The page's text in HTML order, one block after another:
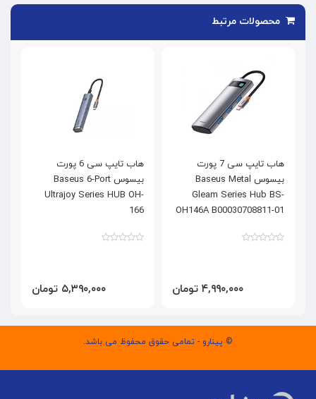
محصولات مرتبط
هاب تایپ سی 6 پورت
بیسوس Baseus 6-Port
Ultrajoy Series HUB OH-
166
۵,۳۹۰,۰۰۰ تومان
هاب تایپ سی 7 پورت
بیسوس Baseus Metal
Gleam Series Hub BS-
OH146A B00030708811-01
۴,۹۹۰,۰۰۰ تومان
© پینارو - تمامی حقوق محفوظ می باشد.